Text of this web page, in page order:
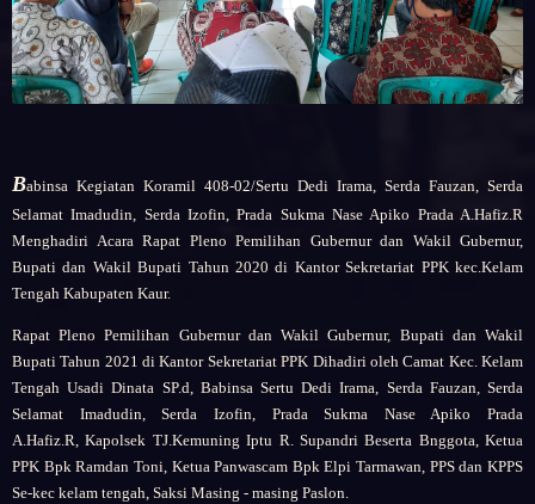
Babinsa Kegiatan Koramil 408-02/Sertu Dedi Irama, Serda Fauzan, Serda
Selamat Imadudin, Serda Izofin, Prada Sukma Nase Apiko Prada A.Hafiz.R
Menghadiri Acara Rapat Pleno Pemilihan Gubernur dan Wakil Gubernur,
Bupati dan Wakil Bupati Tahun 2020 di Kantor Sekretariat PPK kec.Kelam
Tengah Kabupaten Kaur.
Rapat Pleno Pemilihan Gubernur dan Wakil Gubernur, Bupati dan Wakil
Bupati Tahun 2021 di Kantor Sekretariat PPK Dihadiri olehCamat Kec. Kelam
Tengah Usadi Dinata SP.d, Babinsa Sertu Dedi Irama, Serda Fauzan, Serda
Selamat Imadudin, Serda Izofin, Prada Sukma Nase Apiko Prada
A.Hafiz.R,Kapolsek TJ.Kemuning Iptu R. Supandri Beserta Bnggota, Ketua
PPK Bpk Ramdan Toni, Ketua Panwascam Bpk Elpi Tarmawan, PPS dan KPPS
Se-kec kelam tengah, Saksi Masing - masing Paslon.